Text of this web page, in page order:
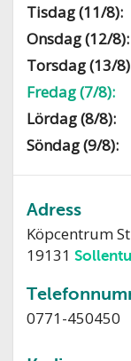
Tisdag (11/8):
Onsdag (12/8):
Torsdag (13/
Fredag (7/8):
Lördag (8/8):
Söndag (9/8):
Adress
Köpcentrum
19131
0771-450450